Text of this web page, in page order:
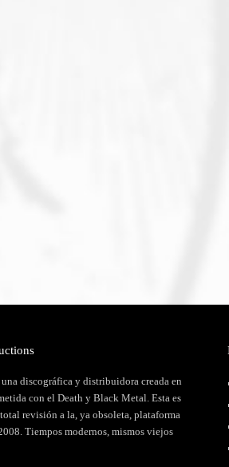
discográfica y distribuidora creada en
con el Death y Black Metal. Esta es
revisión a la, ya obsoleta, plataforma
Tiempos modernos, mismos viejos